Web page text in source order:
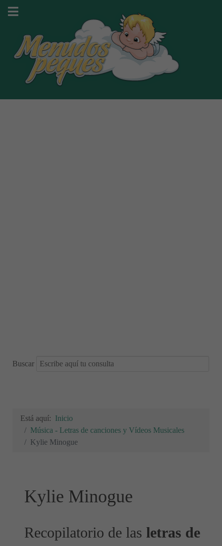
Buscar
Está aquí: Inicio
Música - Letras de canciones y Vídeos Musicales
Kylie Minogue
Kylie Minogue
Recopilatorio de las letras de